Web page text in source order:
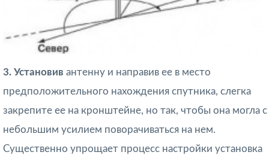
3. Установив антенну и направив ее в место
предположительного нахождения спутника, слегка
закрепите ее на кронштейне, но так, чтобы она могла с
небольшим усилием поворачиваться на нем.
Существенно упрощает процесс настройки установка